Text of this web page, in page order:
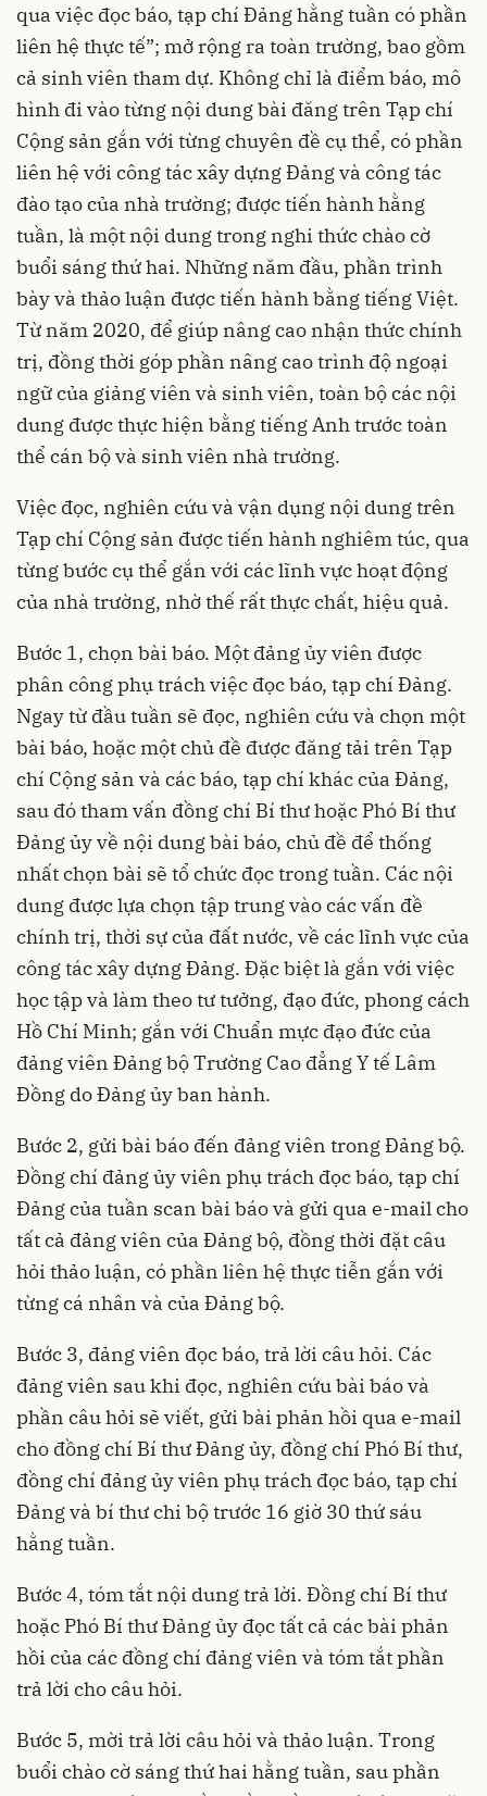
qua việc đọc báo, tạp chí Đảng hằng tuần có phần
liên hệ thực tế”; mở rộng ra toàn trường, bao gồm
cả sinh viên tham dự. Không chỉ là điểm báo, mô
hình đi vào từng nội dung bài đăng trên Tạp chí
Cộng sản gắn với từng chuyên đề cụ thể, có phần
liên hệ với công tác xây dựng Đảng và công tác
đào tạo của nhà trường; được tiến hành hằng
tuần, là một nội dung trong nghi thức chào cờ
buổi sáng thứ hai. Những năm đầu, phần trình
bày và thảo luận được tiến hành bằng tiếng Việt.
Từ năm 2020, để giúp nâng cao nhận thức chính
trị, đồng thời góp phần nâng cao trình độ ngoại
ngữ của giảng viên và sinh viên, toàn bộ các nội
dung được thực hiện bằng tiếng Anh trước toàn
thể cán bộ và sinh viên nhà trường.
Việc đọc, nghiên cứu và vận dụng nội dung trên
Tạp chí Cộng sản được tiến hành nghiêm túc, qua
từng bước cụ thể gắn với các lĩnh vực hoạt động
của nhà trường, nhờ thế rất thực chất, hiệu quả.
Bước 1, chọn bài báo. Một đảng ủy viên được
phân công phụ trách việc đọc báo, tạp chí Đảng.
Ngay từ đầu tuần sẽ đọc, nghiên cứu và chọn một
bài báo, hoặc một chủ đề được đăng tải trên Tạp
chí Cộng sản và các báo, tạp chí khác của Đảng,
sau đó tham vấn đồng chí Bí thư hoặc Phó Bí thư
Đảng ủy về nội dung bài báo, chủ đề để thống
nhất chọn bài sẽ tổ chức đọc trong tuần. Các nội
dung được lựa chọn tập trung vào các vấn đề
chính trị, thời sự của đất nước, về các lĩnh vực của
công tác xây dựng Đảng. Đặc biệt là gắn với việc
học tập và làm theo tư tưởng, đạo đức, phong cách
Hồ Chí Minh; gắn với Chuẩn mực đạo đức của
đảng viên Đảng bộ Trường Cao đẳng Y tế Lâm
Đồng do Đảng ủy ban hành.
Bước 2, gửi bài báo đến đảng viên trong Đảng bộ.
Đồng chí đảng ủy viên phụ trách đọc báo, tạp chí
Đảng của tuần scan bài báo và gửi qua e-mail cho
tất cả đảng viên của Đảng bộ, đồng thời đặt câu
hỏi thảo luận, có phần liên hệ thực tiễn gắn với
từng cá nhân và của Đảng bộ.
Bước 3, đảng viên đọc báo, trả lời câu hỏi. Các
đảng viên sau khi đọc, nghiên cứu bài báo và
phần câu hỏi sẽ viết, gửi bài phản hồi qua e-mail
cho đồng chí Bí thư Đảng ủy, đồng chí Phó Bí thư,
đồng chí đảng ủy viên phụ trách đọc báo, tạp chí
Đảng và bí thư chi bộ trước 16 giờ 30 thứ sáu
hằng tuần.
Bước 4, tóm tắt nội dung trả lời. Đồng chí Bí thư
hoặc Phó Bí thư Đảng ủy đọc tất cả các bài phản
hồi của các đồng chí đảng viên và tóm tắt phần
trả lời cho câu hỏi.
Bước 5, mời trả lời câu hỏi và thảo luận. Trong
buổi chào cờ sáng thứ hai hằng tuần, sau phần